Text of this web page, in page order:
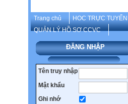
Trang chủ HOC TRỰC TUYẾN
QUẢN LÝ HỒ SƠ CCVC
ĐĂNG NHẬP
Tên truy nhập
Mật khẩu
Ghi nhớ